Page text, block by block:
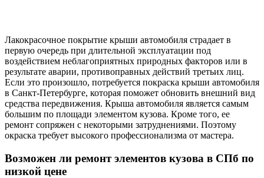
Лакокрасочное покрытие крыши автомобиля страдает в
первую очередь при длительной эксплуатации под
воздействием неблагоприятных природных факторов или в
результате аварии, противоправных действий третьих лиц.
Если это произошло, потребуется покраска крыши автомобиля
в Санкт-Петербурге, которая поможет обновить внешний вид
средства передвижения. Крыша автомобиля является самым
большим по площади элементом кузова. Кроме того, ее
ремонт сопряжен с некоторыми затруднениями. Поэтому
окраска требует высокого профессионализма от мастера.
Возможен ли ремонт элементов кузова в СПб по
низкой цене